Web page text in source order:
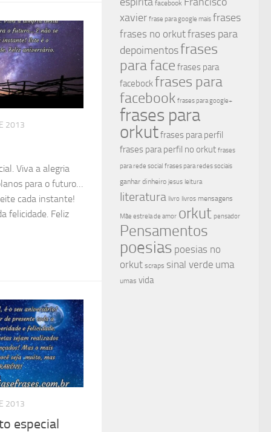
2013
Viva a alegria
para o futuro…
cada instante!
felicidade. Feliz
2013
especial
facebook
xavier frase para google mais frases
frases no orkutfrases para
depoimentosfrases
para face frases para
facebockfrases para
facebook frases para google+
frases para
orkutfrases para perfil
frases para perfil no orkut frases
para rede social frases para redes sociais
ganhar dinheiro jesus leitura
literatura livro livros mensagens
Mãe estrela de amor orkut pensador
Pensamentos
poesias poesias no
orkut scraps sinal verde uma
umas vida